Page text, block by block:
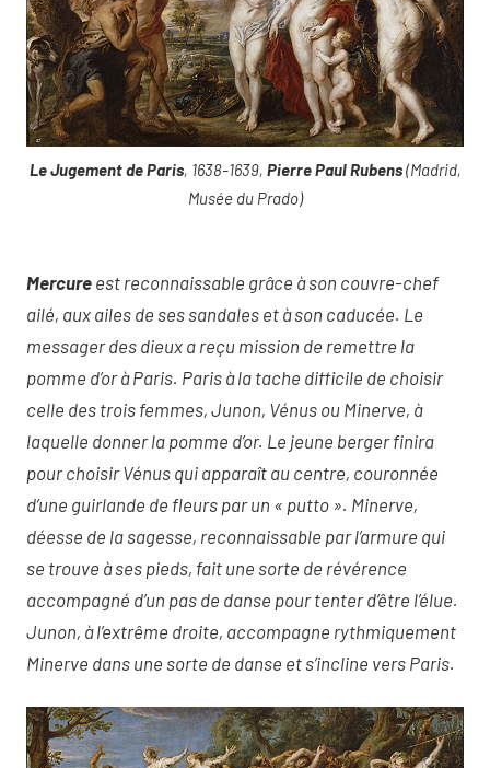
Le Jugement de Paris, 1638-1639, Pierre Paul Rubens(Madrid,
Musée du Prado)
Mercure est reconnaissable grâce à son couvre-chef
ailé, aux ailes de ses sandales et à son caducée. Le
messager des dieux a reçu mission de remettre la
pomme d’or à Paris. Paris à la tache difficile de choisir
celle des trois femmes, Junon, Vénus ou Minerve, à
laquelle donner la pomme d’or. Le jeune berger finira
pour choisir Vénus qui apparaît au centre, couronnée
d’une guirlande de fleurs par un « putto ». Minerve,
déesse de la sagesse, reconnaissable par l’armure qui
se trouve à ses pieds, fait une sorte de révérence
accompagné d’un pas de danse pour tenter d’être l’élue.
Junon, à l’extrême droite, accompagne rythmiquement
Minerve dans une sorte de danse et s’incline vers Paris.